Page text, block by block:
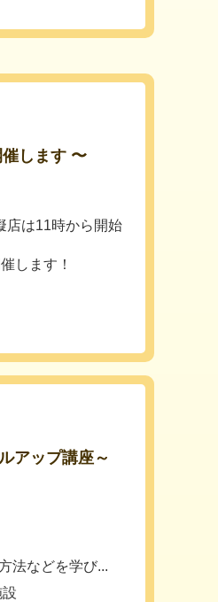
します 〜
店は11時から開始
します！
アップ講座～
法などを学び...